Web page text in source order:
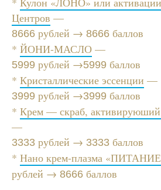
Центров —
8666 рублей → 8666 баллов
* ЙОНИ-МАСЛО —
5999 рублей →5999 баллов
* Кристаллические эссенции —
3999 рублей →3999 баллов
* Крем — скраб, активируюший
—
3333 рублей → 3333 баллов
* Нано крем-плазма
рублей → 8666 баллов